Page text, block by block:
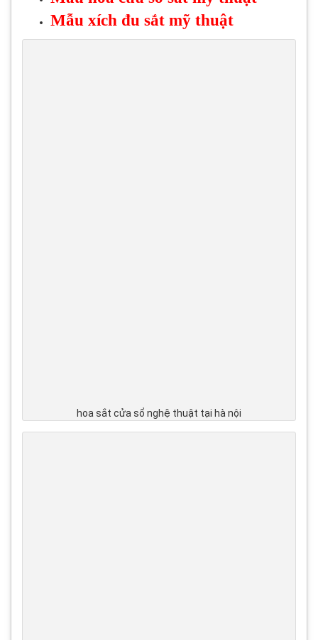
Mẫu xích đu sắt mỹ thuật
hoa sắt cửa sổ nghệ thuật tại hà nội